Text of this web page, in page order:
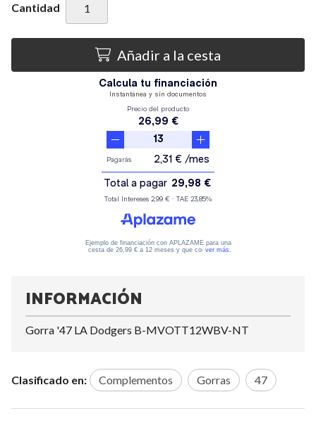
Cantidad
Añadir a la cesta
INFORMACIÓN
Gorra '47 LA Dodgers B-MVOTT12WBV-NT
Clasificado en: Complementos Gorras 47